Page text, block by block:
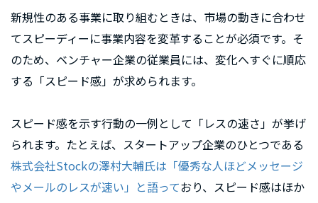
新規性のある事業に取り組むときは、市場の動きに合わせ
てスピーディーに事業内容を変革することが必須です。そ
のため、ベンチャー企業の従業員には、変化へすぐに順応
する「スピード感」が求められます。
スピード感を示す行動の一例として「レスの速さ」が挙げ
られます。たとえば、スタートアップ企業のひとつである
株式会社Stockの澤村大輔氏は「優秀な人ほどメッセージ
やメールのレスが速い」と語っており、スピード感はほか